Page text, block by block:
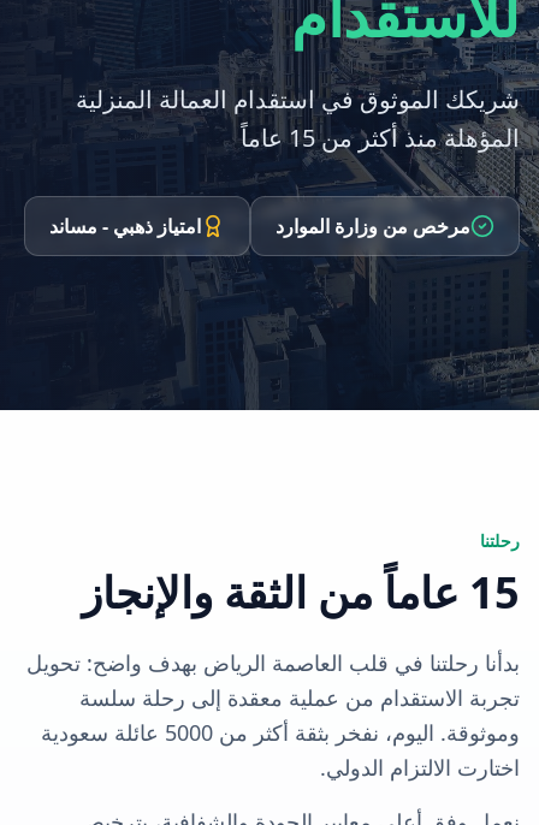
شريكك الموثوق في استقدام العمالة المنزلية
المؤهلة منذ أكثر من 15 عاماً
مرخص من وزارة الموارد امتياز ذهبي - مساند
رحلتنا
15 عاماً من الثقة والإنجاز
بدأنا رحلتنا في قلب العاصمة الرياض بهدف واضح: تحويل
تجربة الاستقدام من عملية معقدة إلى رحلة سلسة
وموثوقة. اليوم، نفخر بثقة أكثر من 5000 عائلة سعودية
اختارت الالتزام الدولي.